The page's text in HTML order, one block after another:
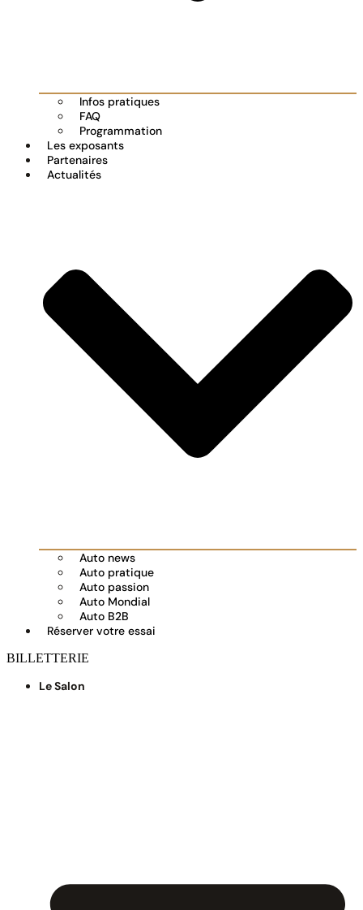
Infos pratiques
FAQ
Programmation
Les exposants
Partenaires
Actualités
Auto news
Auto pratique
Auto passion
Auto Mondial
Auto B2B
Réserver votre essai
BILLETTERIE
Le Salon